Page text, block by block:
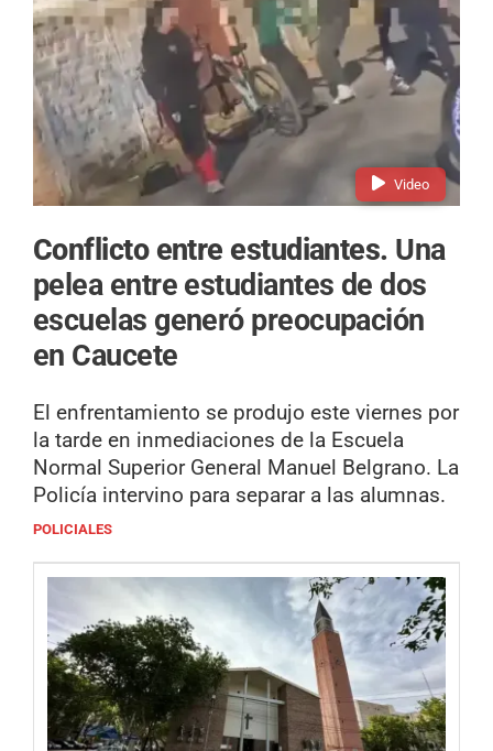
Video
Conflicto entre estudiantes. Una
pelea entre estudiantes de dos
escuelas generó preocupación
en Caucete
El enfrentamiento se produjo este viernes por
la tarde en inmediaciones de la Escuela
Normal Superior General Manuel Belgrano. La
Policía intervino para separar a las alumnas.
POLICIALES